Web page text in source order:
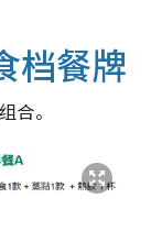
档餐牌
合。